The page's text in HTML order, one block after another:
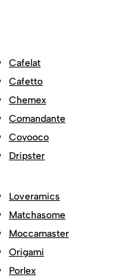
Cafelat
Cafetto
Chemex
Comandante
Coyooco
Dripster
Loveramics
Matchasome
Moccamaster
Origami
Porlex